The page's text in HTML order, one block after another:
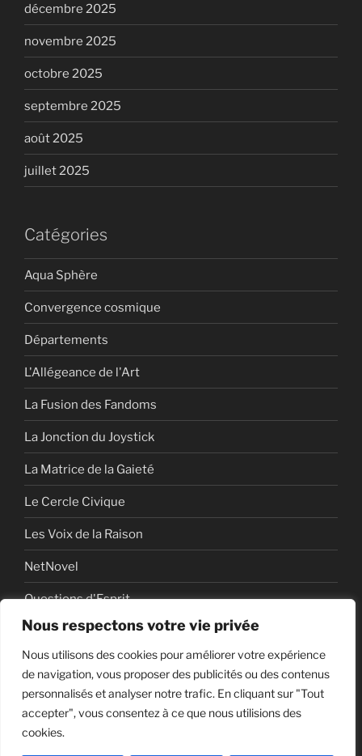
Nous respectons votre vie privée
Nous utilisons des cookies pour améliorer votre expérience
de navigation, vous proposer des publicités ou des contenus
personnalisés et analyser notre trafic. En cliquant sur "Tout
accepter", vous consentez à ce que nous utilisions des
cookies.
décembre 2025
novembre 2025
octobre 2025
septembre 2025
août 2025
juillet 2025
Catégories
Aqua Sphère
Convergence cosmique
Départements
L'Allégeance de l'Art
La Fusion des Fandoms
La Jonction du Joystick
La Matrice de la Gaieté
Le Cercle Civique
Les Voix de la Raison
NetNovel
Questions d'Esprit
Série
Série vidéo